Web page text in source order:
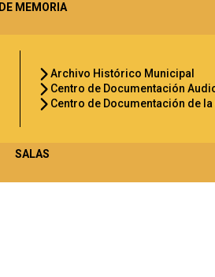
DE MEMORIA
Archivo Histórico Municipal
Centro de Documentación
Centro de Documentación de
SALAS